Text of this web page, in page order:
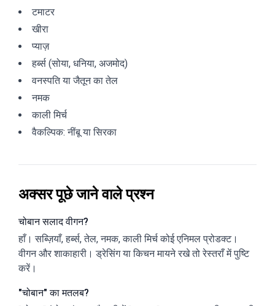
टमाटर
खीरा
प्याज़
हर्ब्स (सोया, धनिया, अजमोद)
वनस्पति या जैतून का तेल
नमक
काली मिर्च
वैकल्पिक: नींबू या सिरका
अक्सर पूछे जाने वाले प्रश्न
चोबान सलाद वीगन?
हाँ। सब्ज़ियाँ, हर्ब्स, तेल, नमक, काली मिर्च कोई एनिमल प्रोडक्ट।
वीगन और शाकाहारी। ड्रेसिंग या किचन मायने रखे तो रेस्तराँ में पुष्टि
करें।
"चोबान" का मतलब?